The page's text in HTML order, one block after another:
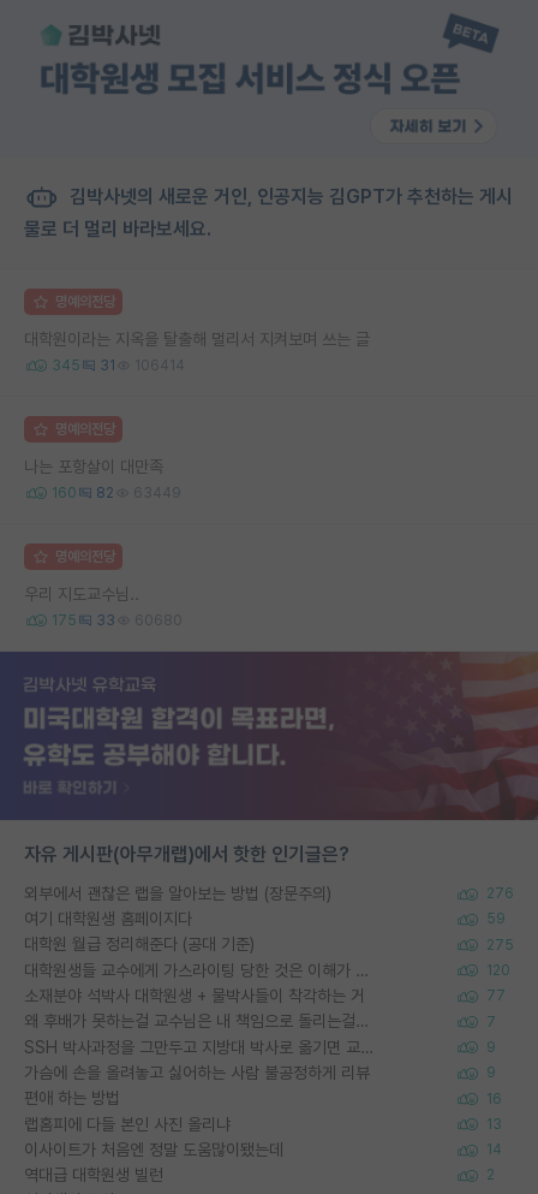
김박사넷의 새로운 거인, 인공지능 김GPT가 추천하는 게시
물로 더 멀리 바라보세요.
명예의전당
대학원이라는 지옥을 탈출해 멀리서 지켜보며 쓰는 글
345 31 106414
명예의전당
나는 포항살이 대만족
160 82 63449
명예의전당
우리 지도교수님..
175 33 60680
자유 게시판(아무개랩)에서 핫한 인기글은?
외부에서 괜찮은 랩을 알아보는 방법 (장문주의) 276
여기 대학원생 홈페이지다 59
대학원 월급 정리해준다 (공대 기준) 275
대학원생들 교수에게 가스라이팅 당한 것은 이해가 갑니다. 안타깝네요. 120
소재분야 석박사 대학원생 + 물박사들이 착각하는 거 77
왜 후배가 못하는걸 교수님은 내 책임으로 돌리는걸까요? 7
SSH 박사과정을 그만두고 지방대 박사로 옮기면 교수의 꿈은 끝일까요? 9
가슴에 손을 올려놓고 싫어하는 사람 불공정하게 리뷰 9
편애 하는 방법 16
랩홈피에 다들 본인 사진 올리냐 13
이사이트가 처음엔 정말 도움많이됐는데 14
역대급 대학원생 빌런 2